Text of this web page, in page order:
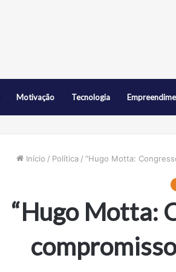
Motivação Tecnologia
Início / Política / “Hugo Motta:
“Hugo Motta: